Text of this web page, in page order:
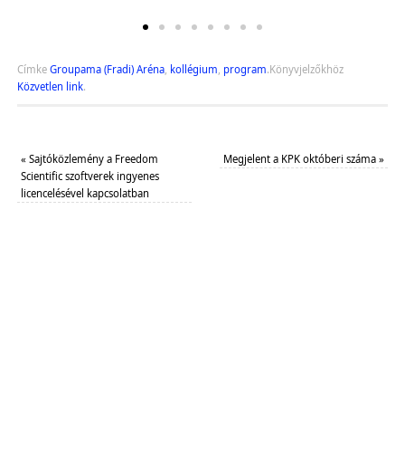
Címke Groupama (Fradi) Aréna, kollégium program.Könyvjelzőkhöz
Közvetlen link.
« Sajtóközlemény a Freedom
Scientific szoftverek ingyenes
licencelésével kapcsolatban
Megjelent a KPK októberi száma»